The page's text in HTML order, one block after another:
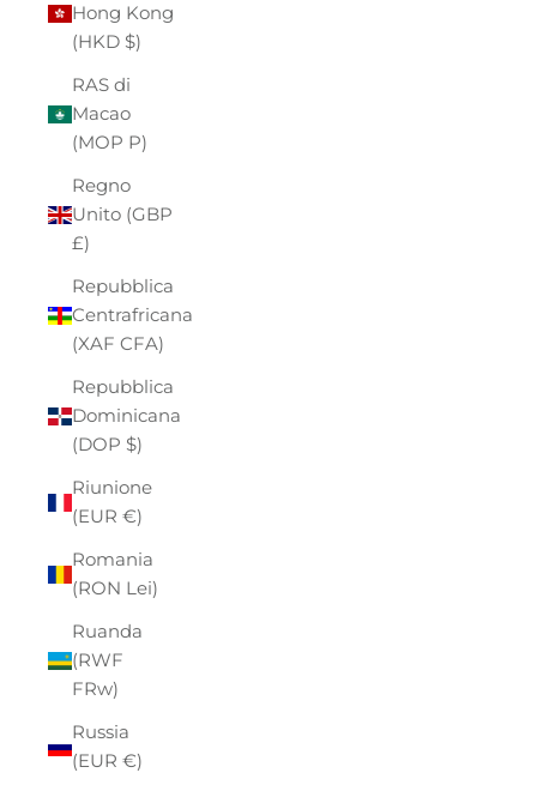
Hong Kong
(HKD $)
RAS di
Macao
(MOP P)
Regno
Unito (GBP
£)
Repubblica
Centrafricana
(XAF CFA)
Repubblica
Dominicana
(DOP $)
Riunione
(EUR €)
Romania
(RON Lei)
Ruanda
(RWF
FRw)
Russia
(EUR €)